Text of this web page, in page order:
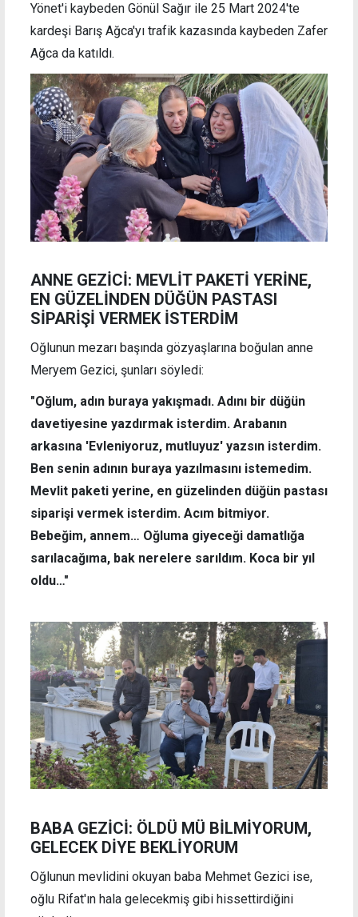
Yönet'i kaybeden Gönül Sağır ile 25 Mart 2024'te
kardeşi Barış Ağca'yı trafik kazasında kaybeden Zafer
Ağca da katıldı.
ANNE GEZİCİ: MEVLİT PAKETİ YERİNE,
EN GÜZELİNDEN DÜĞÜN PASTASI
SİPARİŞİ VERMEK İSTERDİM
Oğlunun mezarı başında gözyaşlarına boğulan anne
Meryem Gezici, şunları söyledi:
"Oğlum, adın buraya yakışmadı. Adını bir düğün
davetiyesine yazdırmak isterdim. Arabanın
arkasına 'Evleniyoruz, mutluyuz' yazsın isterdim.
Ben senin adının buraya yazılmasını istemedim.
Mevlit paketi yerine, en güzelinden düğün pastası
siparişi vermek isterdim. Acım bitmiyor.
Bebeğim, annem… Oğluma giyeceği damatlığa
sarılacağıma, bak nerelere sarıldım. Koca bir yıl
oldu…"
BABA GEZİCİ: ÖLDÜ MÜ BİLMİYORUM,
GELECEK DİYE BEKLİYORUM
Oğlunun mevlidini okuyan baba Mehmet Gezici ise,
oğlu Rifat'ın hala gelecekmiş gibi hissettirdiğini